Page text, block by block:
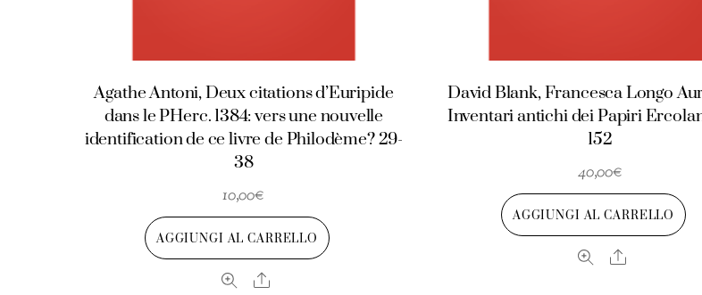
Agathe Antoni, Deux citations d’Euripide
dans le PHerc. 1384: vers une nouvelle
identification de ce livre de Philodème? 29-
38
10,00€
AGGIUNGI AL CARRELLO
Share
David Blank, Francesca Longo
Inventari antichi dei Papiri
152
40,00€
AGGIUNGI AL CARRELLO
Share